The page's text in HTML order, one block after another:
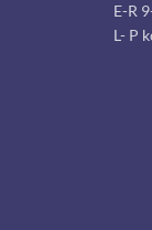
E-R
L- P